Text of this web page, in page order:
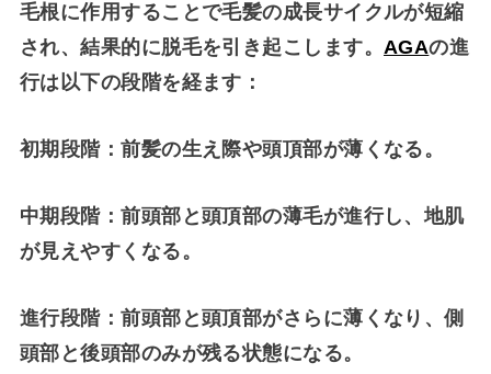
毛根に作用することで毛髪の成長サイクルが短縮
され、結果的に脱毛を引き起こします。AGAの進
行は以下の段階を経ます：
初期段階：前髪の生え際や頭頂部が薄くなる。
中期段階：前頭部と頭頂部の薄毛が進行し、地肌
が見えやすくなる。
進行段階：前頭部と頭頂部がさらに薄くなり、側
頭部と後頭部のみが残る状態になる。